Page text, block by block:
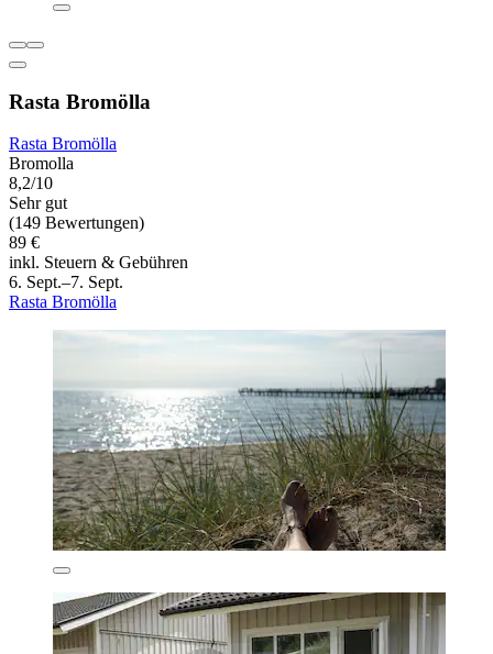
Rasta Bromölla
Rasta Bromölla
Bromolla
8,2/10
Sehr gut
(149 Bewertungen)
89 €
inkl. Steuern & Gebühren
6. Sept.–7. Sept.
Rasta Bromölla